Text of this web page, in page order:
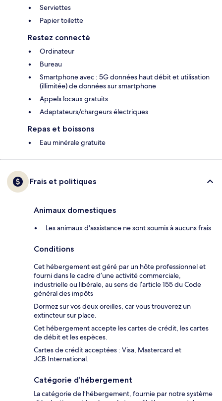
Serviettes
Papier toilette
Restez connecté
Ordinateur
Bureau
Smartphone avec : 5G données haut débit et utilisation
(illimitée) de données sur smartphone
Appels locaux gratuits
Adaptateurs/chargeurs électriques
Repas et boissons
Eau minérale gratuite
Frais et politiques
Animaux domestiques
Les animaux d'assistance ne sont soumis à aucuns frais
Conditions
Cet hébergement est géré par un hôte professionnel et
fourni dans le cadre d’une activité commerciale,
industrielle ou libérale, au sens de l’article 155 du Code
général des impôts
Dormez sur vos deux oreilles, car vous trouverez un
extincteur sur place.
Cet hébergement accepte les cartes de crédit, les cartes
de débit et les espèces.
Cartes de crédit acceptées : Visa, Mastercard et
JCB International.
Catégorie d’hébergement
La catégorie de l’hébergement, fournie par notre système